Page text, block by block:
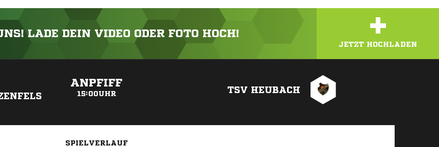
LADE DEIN VIDEO ODER FOTO HOCH! +
JETZT HOCHLADEN
ANPFIFF
15:00UHR TSV HEUBACH
SPIELVERLAUF